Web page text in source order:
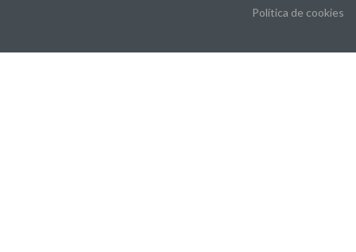
Política de cookies